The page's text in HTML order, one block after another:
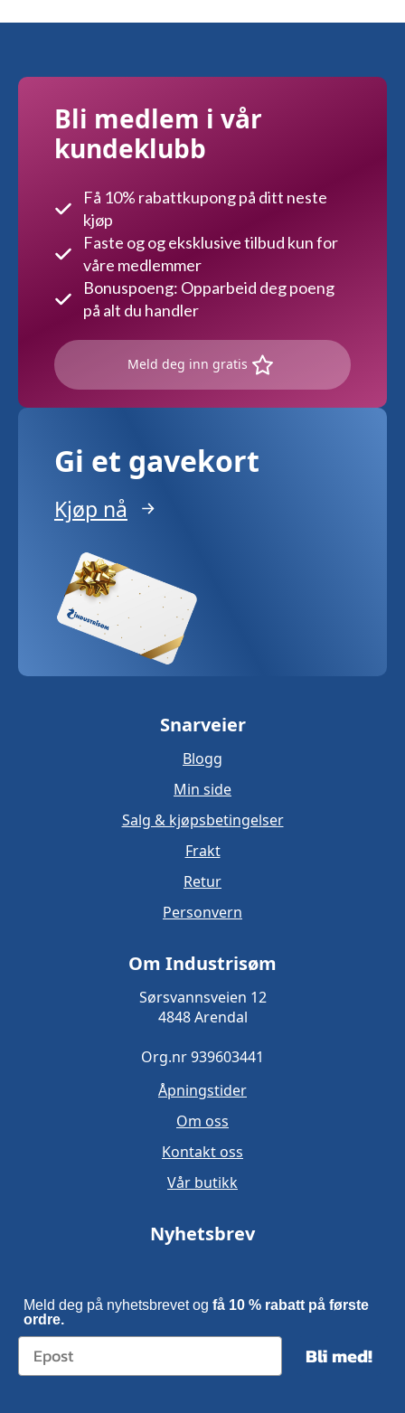
Bli medlem i vår
kundeklubb
Få 10% rabattkupong på ditt neste
kjøp
Faste og og eksklusive tilbud kun for
våre medlemmer
Bonuspoeng: Opparbeid deg poeng
på alt du handler
Meld deg inn gratis
Gi et gavekort
Kjøp nå
Snarveier
Blogg
Min side
Salg & kjøpsbetingelser
Frakt
Retur
Personvern
Om Industrisøm
Sørsvannsveien 12
4848 Arendal
Org.nr 939603441
Åpningstider
Om oss
Kontakt oss
Vår butikk
Nyhetsbrev
Meld deg på nyhetsbrevet og få 10 % rabatt på første
ordre.
Bli med!